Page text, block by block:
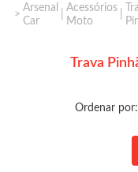
Arsenal
Car
Acessórios
Moto
Trava
Ordenar por: